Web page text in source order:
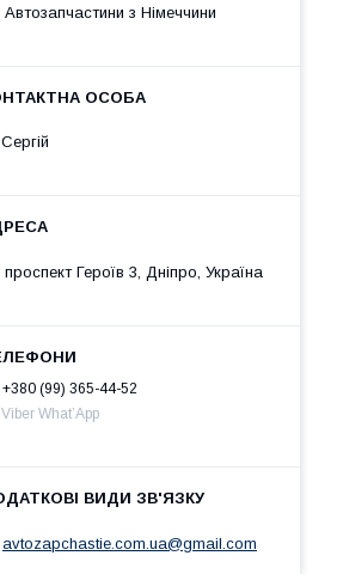
Автозапчастини з Німеччини
Сергій
проспект Героїв 3, Дніпро, Україна
+380 (99) 365-44-52
Viber What’App
avtozapchastie.com.ua@gmail.com